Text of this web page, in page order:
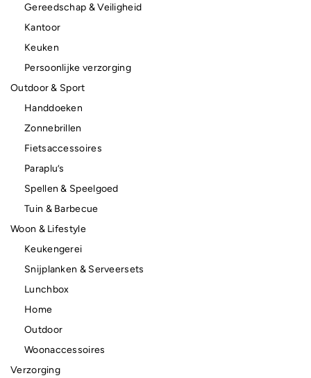
Gereedschap & Veiligheid
Kantoor
Keuken
Persoonlijke verzorging
Outdoor & Sport
Handdoeken
Zonnebrillen
Fietsaccessoires
Paraplu’s
Spellen & Speelgoed
Tuin & Barbecue
Woon & Lifestyle
Keukengerei
Snijplanken & Serveersets
Lunchbox
Home
Outdoor
Woonaccessoires
Verzorging